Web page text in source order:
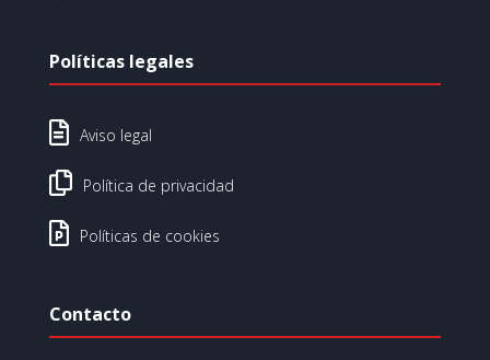
Políticas legales
 Aviso legal
 Política de privacidad
 Políticas de cookies
Contacto